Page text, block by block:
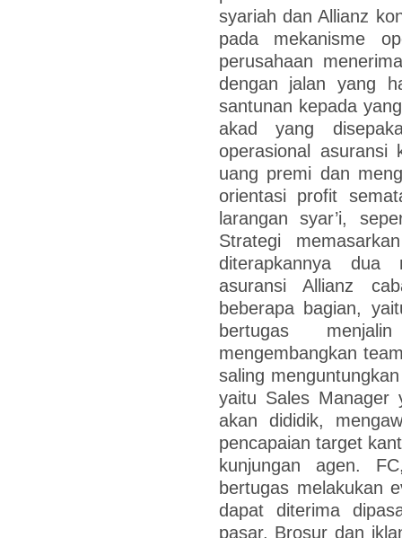
syariah dan Allianz
pada mekanisme
perusahaan
dengan jalan yang
santunan kepada
akad yang
operasional asuransi
uang premi dan
orientasi profit
larangan syar’i,
Strategi
diterapkannya dua
asuransi Allianz
beberapa bagian,
bertugas
mengembangkan
saling
yaitu Sales Manager
akan dididik,
pencapaian target
kunjungan agen.
bertugas melakukan
dapat diterima
pasar. Brosur dan